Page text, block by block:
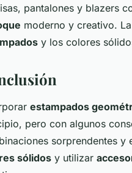
pantalones y blazers
moderno y creativo.
y los colores
estampados
pero con algunos
sorprendentes y
sólidos y utilizar